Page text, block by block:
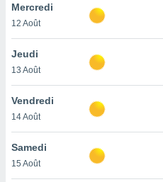
le
ainsi
un
la
du
en
Mercredi
12 Août
Jeudi
13 Août
Vendredi
14 Août
Samedi
15 Août